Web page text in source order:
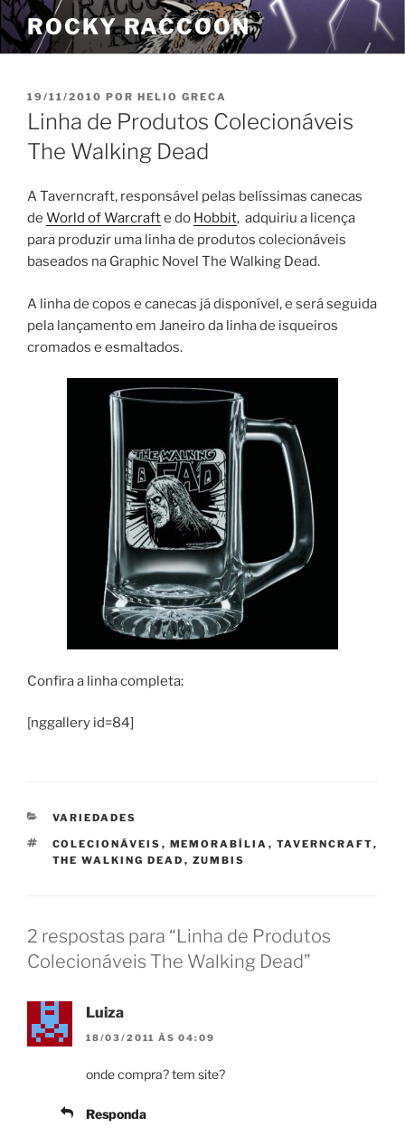
Pular
para
o
ROCKY RACCOON
PUBLICADO
EM
19/11/2010 POR HELIO GRECA
Linha de Produtos Colecionáveis
The Walking Dead
A Taverncraft, responsável pelas belíssimas canecas
de World of Warcrafte do Hobbit, adquiriu a licença
para produzir uma linha de produtos colecionáveis
baseados na Graphic Novel The Walking Dead.
A linha de copos e canecas já disponível, e será seguida
pela lançamento em Janeiro da linha de isqueiros
cromados e esmaltados.
Confira a linha completa:
[nggallery id=84]
CATEGORIAS
VARIEDADES
TAGS
COLECIONÁVEIS , MEMORABÍLIA , TAVERNCRAFT,
THE WALKING DEAD , ZUMBIS
2 respostas para “Linha de Produtos
Colecionáveis The Walking Dead”
Luiza
18/03/2011 ÀS 04:09
onde compra? tem site?
Responda